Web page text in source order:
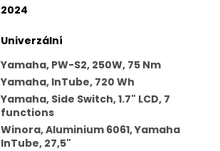
2024
Univerzální
Yamaha, PW-S2, 250W, 75 Nm
Yamaha, InTube, 720 Wh
Yamaha, Side Switch, 1.7" LCD, 7
functions
Winora, Aluminium 6061, Yamaha
InTube, 27,5"